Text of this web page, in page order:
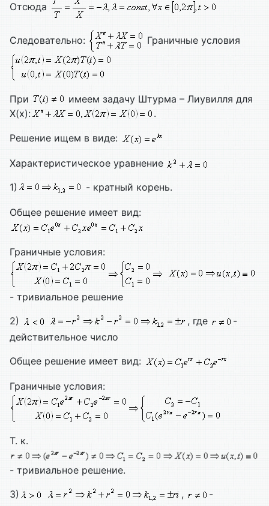
Отсюда
Следовательно: Граничные условия
При
имеем задачу Штурма – Лиувилля для
X(x):
.
Решение ищем в виде:
Характеристическое уравнение
1) - кратный корень.
Общее решение имеет вид:
Граничные условия:
- тривиальное решение
2)
, где
-
действительное число
Общее решение имеет вид:
Граничные условия:
Т. к.
- тривиальное решение.
3)
,
-